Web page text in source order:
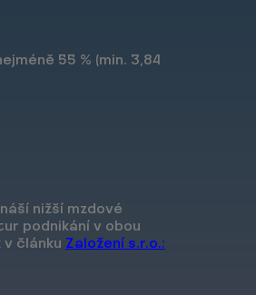
55 % (min. 3,84
nižší mzdové
podnikání v obou
v článku Založení s.r.o.: